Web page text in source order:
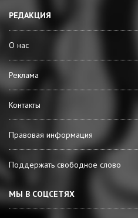
РЕДАКЦИЯ
О нас
Реклама
Контакты
Правовая информация
Поддержать свободное слово
МЫ В СОЦСЕТЯХ